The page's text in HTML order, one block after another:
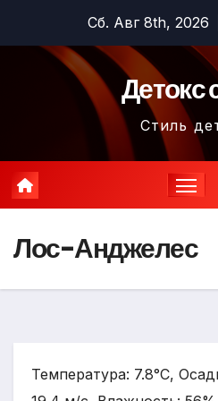
содержимому
Сб. Авг 8th, 2026
Детокс
Стиль
Лос-Анджелес
Температура: 7.8°C,